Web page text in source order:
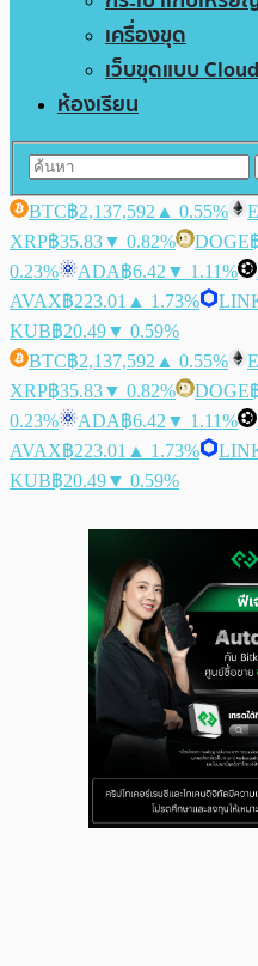
เครื่องขุด
เว็บขุดแบบ
ห้องเรียน
BTC฿2,137,592 ▲ 0.55%
XRP฿35.83▼ 0.82% DOGE
0.23%
ADA฿6.42 ▼ 1.11%
AVAX฿223.01 ▲ 1.73%
KUB฿20.49▼ 0.59%
BTC฿2,137,592 ▲ 0.55%
XRP฿35.83▼ 0.82% DOGE
0.23%
ADA฿6.42 ▼ 1.11%
AVAX฿223.01 ▲ 1.73%
KUB฿20.49▼ 0.59%